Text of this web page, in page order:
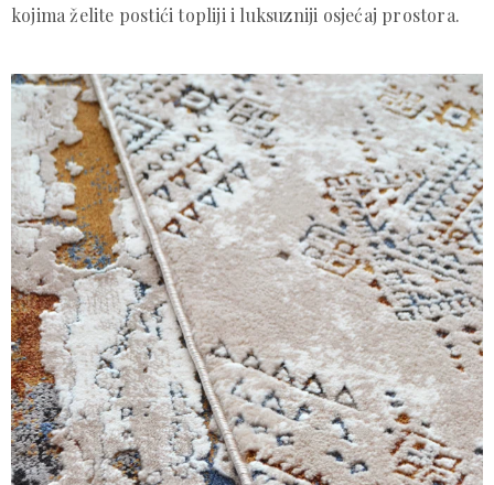
kojima želite postići topliji i luksuzniji osjećaj prostora.